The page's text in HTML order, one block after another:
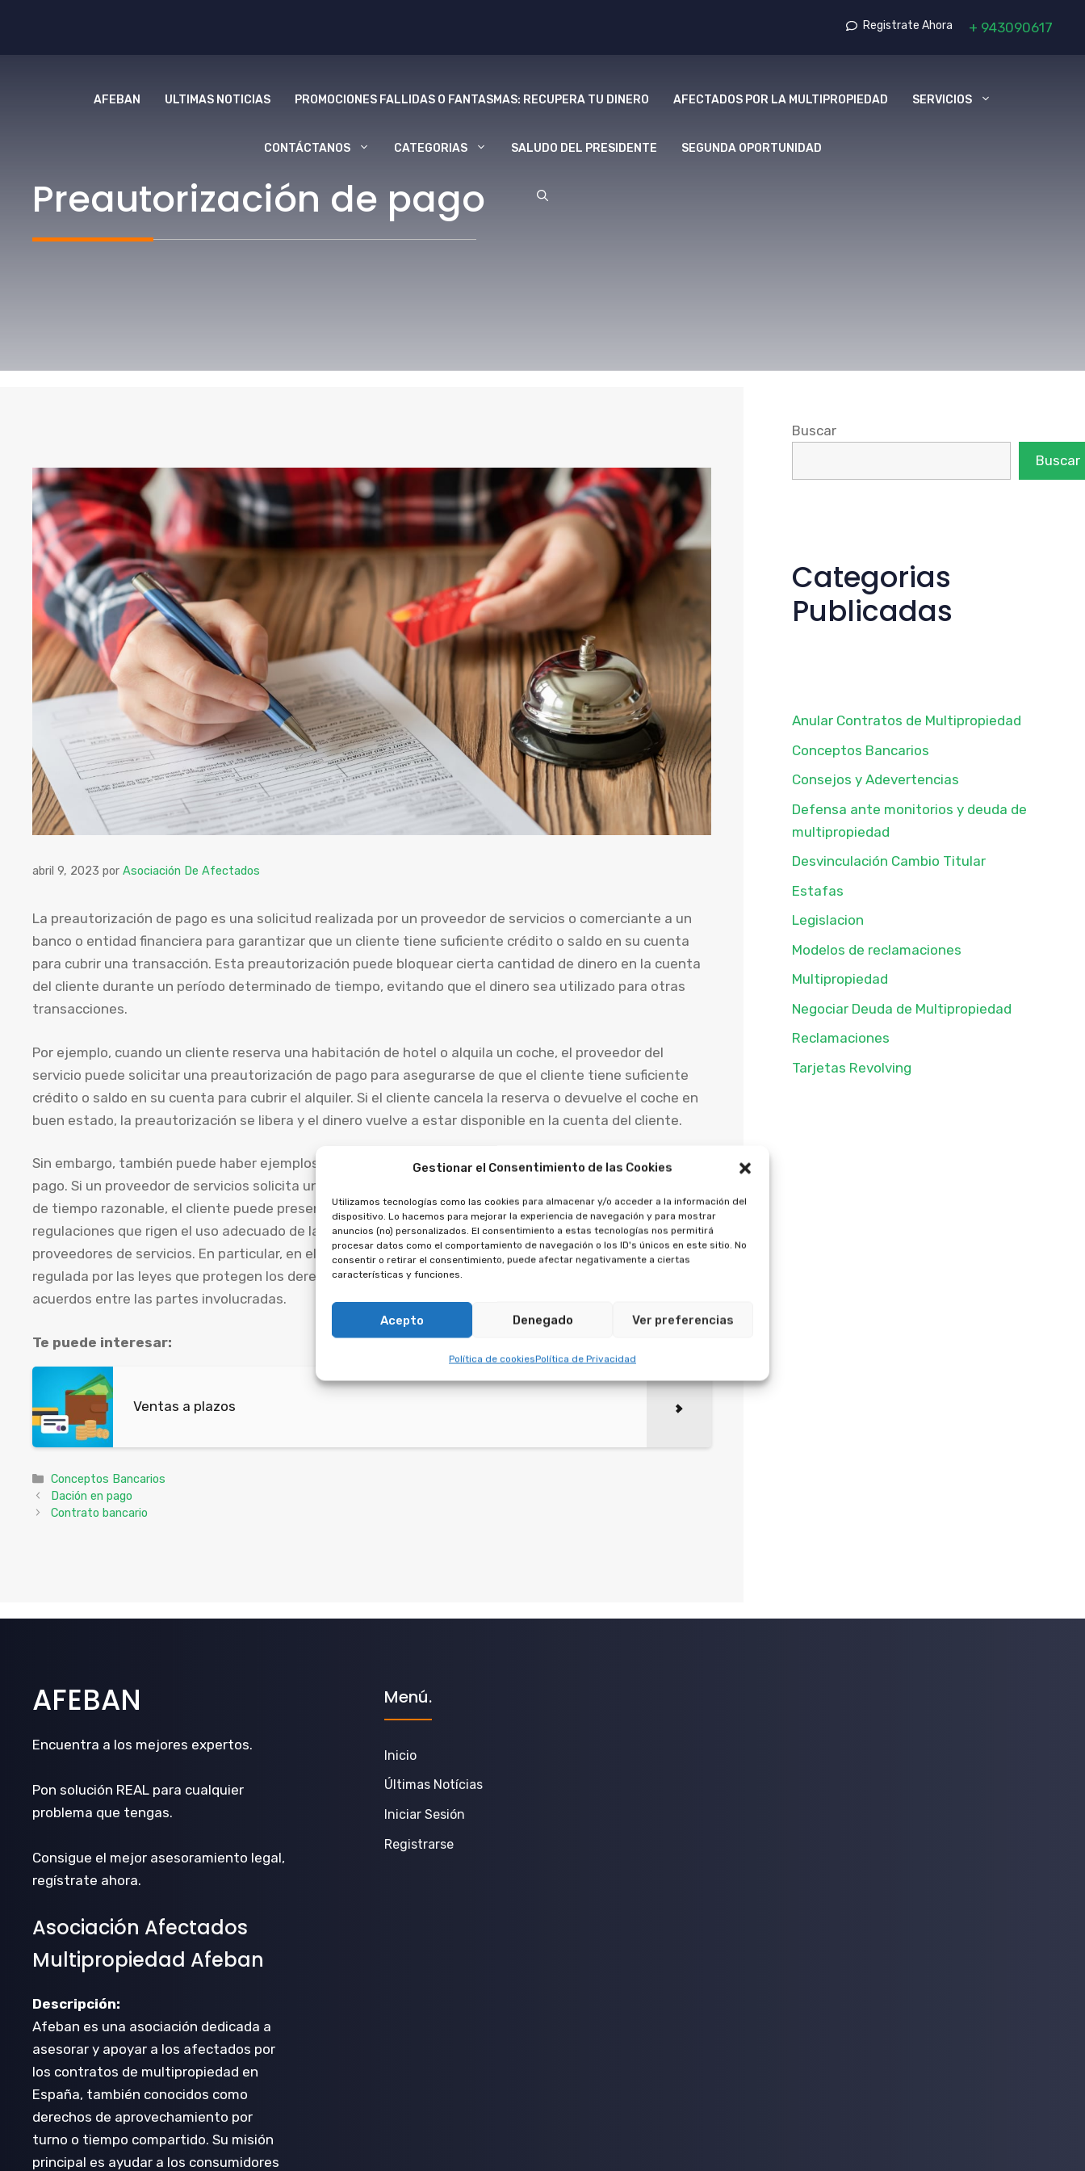
Gestionar el Consentimiento de las Cookies
Utilizamos tecnologías como las cookies para almacenar y/o acceder a la información del
dispositivo. Lo hacemos para mejorar la experiencia de navegación y para mostrar
anuncios (no) personalizados. El consentimiento a estas tecnologías nos permitirá
procesar datos como el comportamiento de navegación o los ID's únicos en este sitio. No
consentir o retirar el consentimiento, puede afectar negativamente a ciertas
características y funciones.
Acepto Denegado Ver preferencias
Política de cookiesPolítica de Privacidad
contenido
Registrate Ahora + 943090617
AFEBAN ULTIMAS NOTICIAS PROMOCIONES FALLIDAS O FANTASMAS: RECUPERA TU DINERO AFECTADOS POR LA MULTIPROPIEDAD SERVICIOS
CONTÁCTANOS CATEGORIAS SALUDO DEL PRESIDENTE SEGUNDA OPORTUNIDAD
Preautorización de pago
abril 9, 2023 por Asociación De Afectados
La preautorización de pago es una solicitud realizada por un proveedor de servicios o comerciante a un
banco o entidad financiera para garantizar que un cliente tiene suficiente crédito o saldo en su cuenta
para cubrir una transacción. Esta preautorización puede bloquear cierta cantidad de dinero en la cuenta
del cliente durante un período determinado de tiempo, evitando que el dinero sea utilizado para otras
transacciones.
Por ejemplo, cuando un cliente reserva una habitación de hotel o alquila un coche, el proveedor del
servicio puede solicitar una preautorización de pago para asegurarse de que el cliente tiene suficiente
crédito o saldo en su cuenta para cubrir el alquiler. Si el cliente cancela la reserva o devuelve el coche en
buen estado, la preautorización se libera y el dinero vuelve a estar disponible en la cuenta del cliente.
Sin embargo, también puede haber ejemplos de reclamaciones relacionadas con la preautorización de
pago. Si un proveedor de servicios solicita una preautorización y esta no se libera después de un período
de tiempo razonable, el cliente puede presentar una queja o reclamación. Además, existen leyes y
regulaciones que rigen el uso adecuado de la preautorización de pago por parte de los comerciantes y
proveedores de servicios. En particular, en el ámbito del derecho bancario, la preautorización puede estar
regulada por las leyes que protegen los derechos y la privacidad del cliente, así como por los contratos y
acuerdos entre las partes involucradas.
Te puede interesar:
Ventas a plazos
Categorías
Conceptos Bancarios
Dación en pago
Contrato bancario
Buscar
Buscar
Categorias
Publicadas
Anular Contratos de Multipropiedad
Conceptos Bancarios
Consejos y Adevertencias
Defensa ante monitorios y deuda de
multipropiedad
Desvinculación Cambio Titular
Estafas
Legislacion
Modelos de reclamaciones
Multipropiedad
Negociar Deuda de Multipropiedad
Reclamaciones
Tarjetas Revolving
AFEBAN
Encuentra a los mejores expertos.
Pon solución REAL para cualquier
problema que tengas.
Consigue el mejor asesoramiento legal,
regístrate ahora.
Asociación Afectados
Multipropiedad Afeban
Descripción:
Afeban es una asociación dedicada a
asesorar y apoyar a los afectados por
los contratos de multipropiedad en
España, también conocidos como
derechos de aprovechamiento por
turno o tiempo compartido. Su misión
principal es ayudar a los consumidores
Menú.
Inicio
Últimas Notícias
Iniciar Sesión
Registrarse